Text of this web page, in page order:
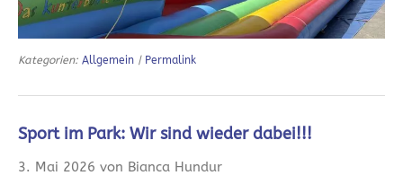
Kategorien: Allgemein | Permalink
Sport im Park: Wir sind wieder dabei!!!
3. Mai 2026 von Bianca Hundur